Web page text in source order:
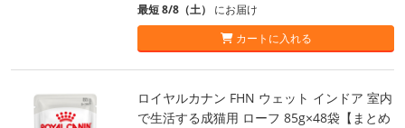
最短 8/8（土） にお届け
カートに入れる
ロイヤルカナン FHN ウェット インドア 室内
で生活する成猫用 ローフ 85g×48袋【まとめ